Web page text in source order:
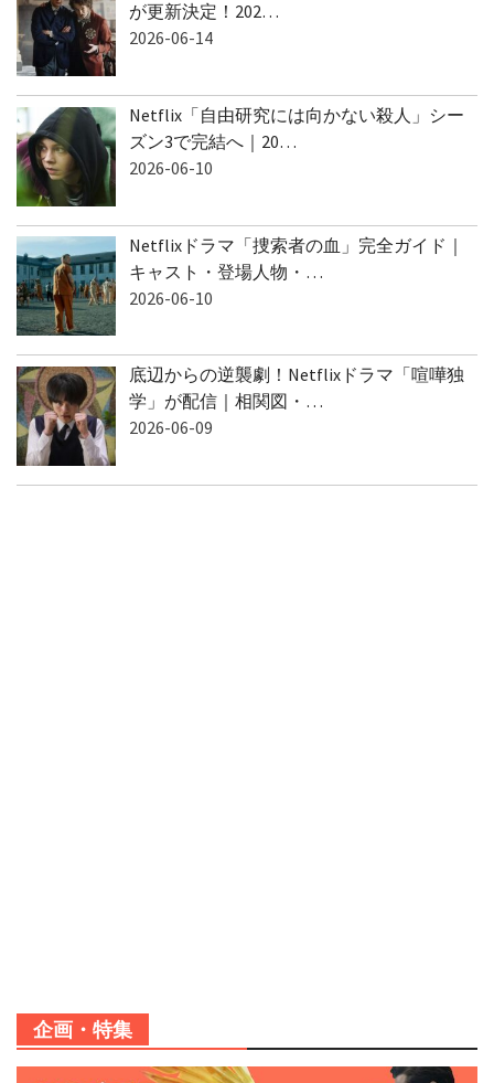
が更新決定！202…
2026-06-14
Netflix「自由研究には向かない殺人」シー
ズン3で完結へ｜20…
2026-06-10
Netflixドラマ「捜索者の血」完全ガイド｜
キャスト・登場人物・…
2026-06-10
底辺からの逆襲劇！Netflixドラマ「喧嘩独
学」が配信｜相関図・…
2026-06-09
企画・特集